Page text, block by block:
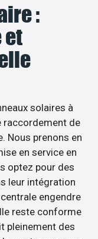
:
et
solaires à
raccordement de
Nous prenons en
en service en
optez pour des
leur intégration
engendre
reste conforme
pleinement des